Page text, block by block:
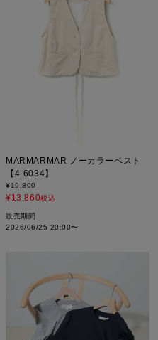
MARMARMAR ノーカラーベスト
【4-6034】
¥19,800
¥13,860税込
販売期間
2026/06/25 20:00〜